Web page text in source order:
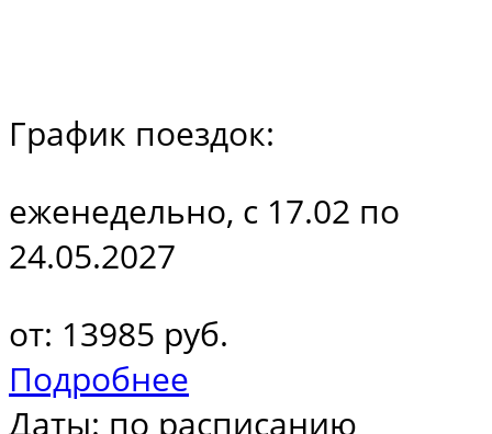
График поездок:
еженедельно, с 17.02 по
24.05.2027
от: 13985 руб.
Подробнее
Даты: по расписанию